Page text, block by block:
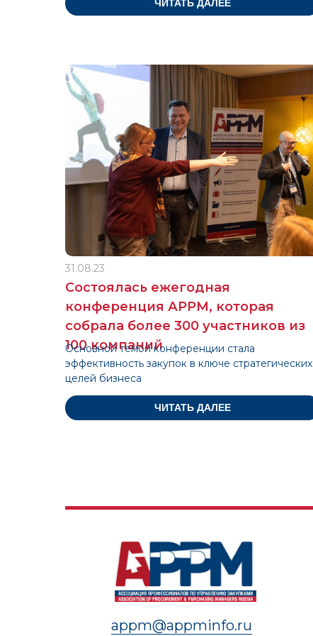
ЧИТАТЬ ДАЛЕЕ
Состоялась ежегодная
конференция АРРМ, которая
собрала более 300 участников из
100 компаний
Основной темой конференции стала
эффективность закупок в ключе стратегических
целей бизнеса
31.08.23
ЧИТАТЬ ДАЛЕЕ
appm@appminfo.ru